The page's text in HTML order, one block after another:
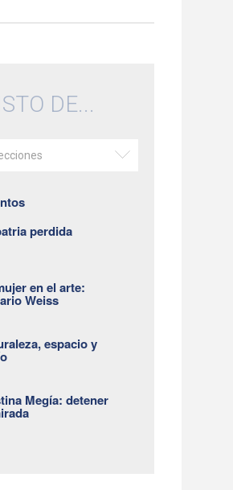
DE...
perdida
en el arte:
Weiss
espacio y
Megía: detener